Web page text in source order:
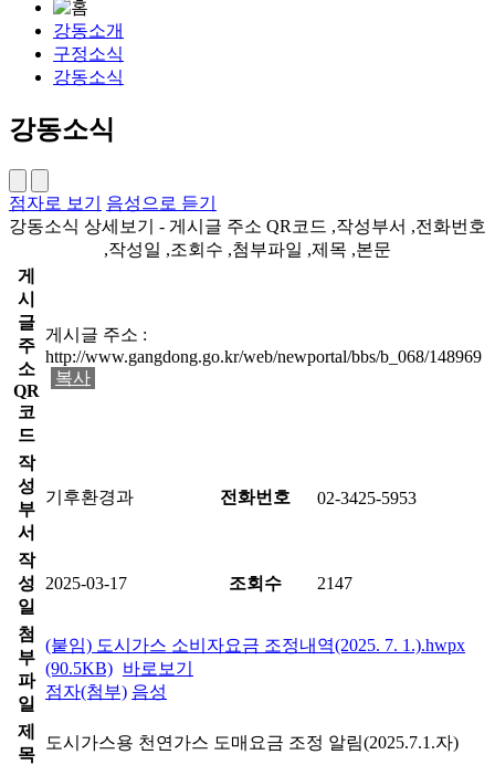
강동소개
구정소식
강동소식
강동소식
점자로 보기
음성으로 듣기
강동소식 상세보기 - 게시글 주소 QR코드 ,작성부서 ,전화번호
,작성일 ,조회수 ,첨부파일 ,제목 ,본문
게
시
글
주
소
QR
코
드
게시글 주소 :
http://www.gangdong.go.kr/web/newportal/bbs/b_068/148969
복사
작
성
부
서
기후환경과 전화번호 02-3425-5953
작
성
일
2025-03-17 조회수 2147
첨
부
파
일
(붙임) 도시가스 소비자요금 조정내역(2025. 7. 1.).hwpx
(90.5KB) 바로보기
점자(첨부) 음성
제
목
도시가스용 천연가스 도매요금 조정 알림(2025.7.1.자)